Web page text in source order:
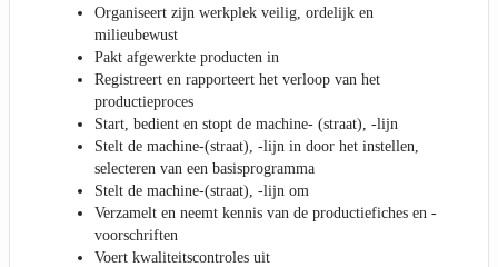
Organiseert zijn werkplek veilig, ordelijk en
milieubewust
Pakt afgewerkte producten in
Registreert en rapporteert het verloop van het
productieproces
Start, bedient en stopt de machine- (straat), -lijn
Stelt de machine-(straat), -lijn in door het instellen,
selecteren van een basisprogramma
Stelt de machine-(straat), -lijn om
Verzamelt en neemt kennis van de productiefiches en -
voorschriften
Voert kwaliteitscontroles uit